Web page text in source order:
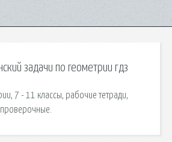
задачи по геометрии гдз
7 - 11 классы, рабочие тетради,